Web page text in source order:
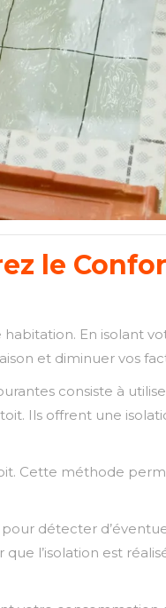
le
En isolant
et diminuer vos
consiste à
Ils offrent une
Cette méthode
détecter
l’isolation est